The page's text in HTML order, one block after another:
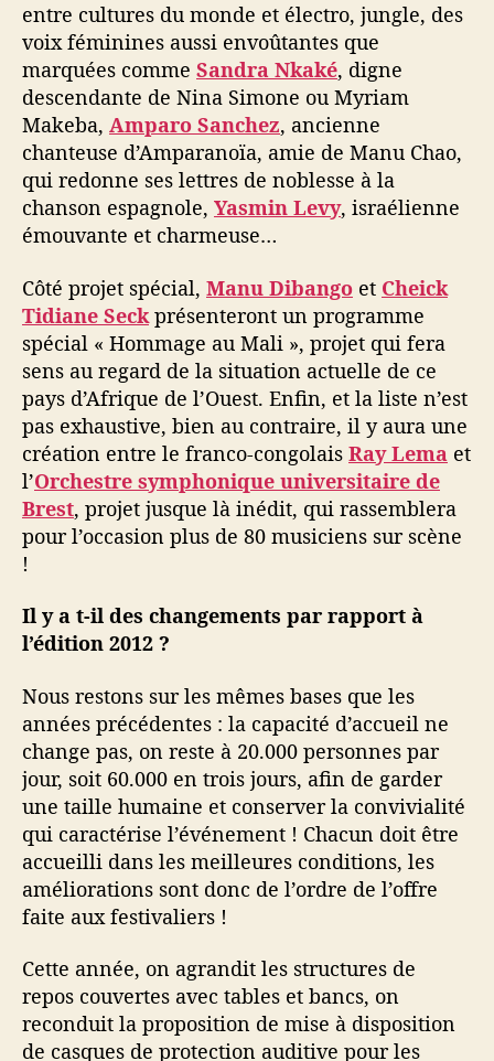
entre cultures du monde et électro, jungle, des
voix féminines aussi envoûtantes que
marquées comme Sandra Nkaké, digne
descendante de Nina Simone ou Myriam
Makeba, Amparo Sanchez, ancienne
chanteuse d’Amparanoïa, amie de Manu Chao,
qui redonne ses lettres de noblesse à la
chanson espagnole, Yasmin Levy, israélienne
émouvante et charmeuse…
Côté projet spécial, Manu Dibango et Cheick
Tidiane Seckprésenteront un programme
spécial « Hommage au Mali », projet qui fera
sens au regard de la situation actuelle de ce
pays d’Afrique de l’Ouest. Enfin, et la liste n’est
pas exhaustive, bien au contraire, il y aura une
création entre le franco-congolais Ray Lema et
l’Orchestre symphonique universitaire de
Brest, projet jusque là inédit, qui rassemblera
pour l’occasion plus de 80 musiciens sur scène
!
Il y a t-il des changements par rapport à
l’édition 2012 ?
Nous restons sur les mêmes bases que les
années précédentes : la capacité d’accueil ne
change pas, on reste à 20.000 personnes par
jour, soit 60.000 en trois jours, afin de garder
une taille humaine et conserver la convivialité
qui caractérise l’événement ! Chacun doit être
accueilli dans les meilleures conditions, les
améliorations sont donc de l’ordre de l’offre
faite aux festivaliers !
Cette année, on agrandit les structures de
repos couvertes avec tables et bancs, on
reconduit la proposition de mise à disposition
de casques de protection auditive pour les